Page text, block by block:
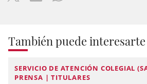
También puede interesarte
SERVICIO DE ATENCIÓN COLEGIAL
PRENSA | TITULARES